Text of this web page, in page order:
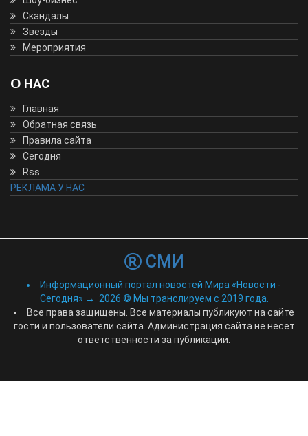
Скандалы
Звезды
Мероприятия
О НАС
Главная
Обратная связь
Правила сайта
Сегодня
Rss
РЕКЛАМА У НАС
СМИ
Информационный портал новостей Мира «Новости -
Сегодня» → 2026 © Мы транслируем с 2019 года.
Все права защищены. Все материалы публикуют на сайте
гости и пользователи сайта. Администрация сайта не несет
ответственности за публикации.